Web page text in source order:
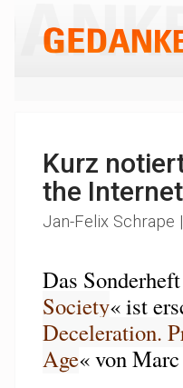
Kurz
the
Jan-Felix Schrape
Das
Society« ist
Deceleration.
Age« von